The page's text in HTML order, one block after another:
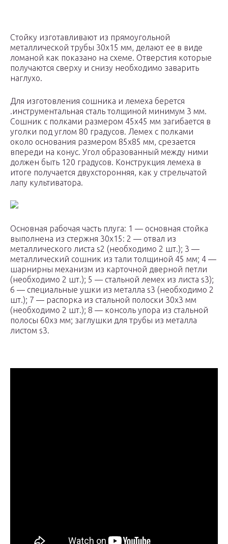
Стойку изготавливают из прямоугольной
металлической трубы 30х15 мм, делают ее в виде
ломаной как показано на схеме. Отверстия которые
получаются сверху и снизу необходимо заварить
наглухо.
Для изготовления сошника и лемеха берется
.инструментальная сталь толщиной минимум 3 мм.
Сошник с полками размером 45х45 мм загибается в
уголки под углом 80 градусов. Лемех с полками
около основания размером 85х85 мм, срезается
впереди на конус. Угол образованный между ними
должен быть 120 градусов. Конструкция лемеха в
итоге получается двухсторонняя, как у стрельчатой
лапу культиватора.
Основная рабочая часть плуга: 1 — основная стойка
выполнена из стержня 30х15: 2 — отвал из
металлического листа s2 (необходимо 2 шт.); 3 —
металлический сошник из тали толщиной 45 мм; 4 —
шарнирны механизм из карточной дверной петли
(необходимо 2 шт.); 5 — стальной лемех из листа s3);
6 — специальные ушки из металла s3 (необходимо 2
шт.); 7 — распорка из стальной полоски 30х3 мм
(необходимо 2 шт.); 8 — консоль упора из стальной
полосы 60хз мм; заглушки для трубы из металла
листом s3.